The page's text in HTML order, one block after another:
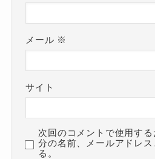
メール ※
サイト
次回のコメントで使用す
分の名前、メールアドレ
る。